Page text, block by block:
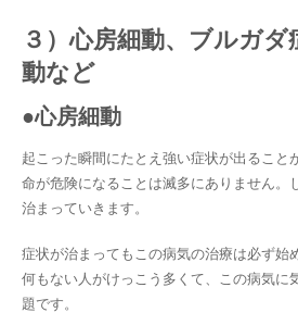
３）心房細動、ブルガダ
動など
●心房細動
起こった瞬間にたとえ強い症状が出ること
命が危険になることは滅多にありません。
治まっていきます。
症状が治まってもこの病気の治療は必ず始
何もない人がけっこう多くて、この病気に
題です。